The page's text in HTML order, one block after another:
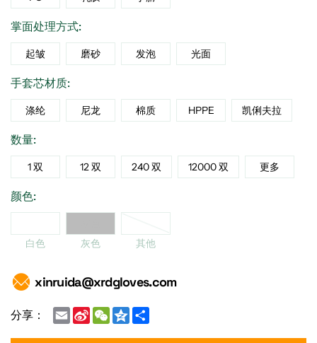
掌面处理方式:
起皱 磨砂 发泡 光面
手套芯材质:
涤纶 尼龙 棉质 HPPE 凯俐夫拉
数量:
1 双 12 双 240 双 12000 双 更多
颜色:
白色 灰色 其他
xinruida@xrdgloves.com
分享： EmailSina
Weibo
WeChat
Qzone